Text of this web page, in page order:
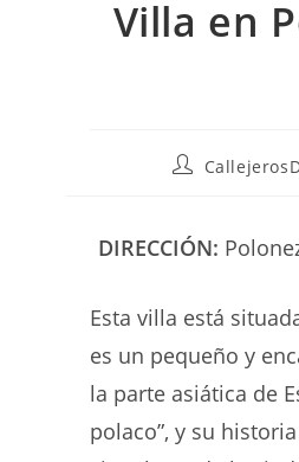
Villa en
Autor
entrada:
DIRECCIÓN:
Esta villa está
es un pequeño y
la parte asiática de
polaco”, y su